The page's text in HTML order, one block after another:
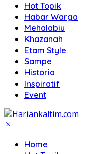
Hot Topik
Habar Warga
Mehalabiu
Khazanah
Etam Style
Sampe
Historia
Inspiratif
Event
Home